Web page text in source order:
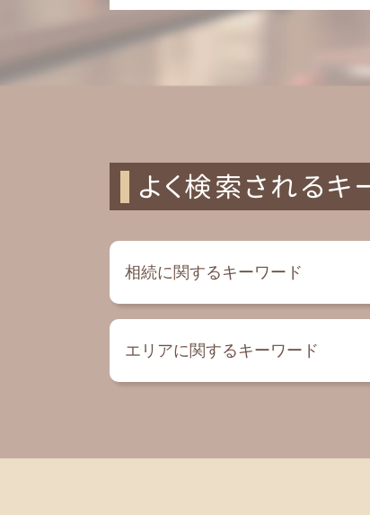
よく検索されるキ
相続に関するキーワード
遺言書 相続
エリアに関するキーワード